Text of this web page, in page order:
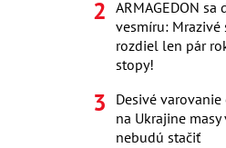
ARMAGEDON
vesmíru:
rozdiel len pár
stopy!
Desivé
na Ukrajine
nebudú stačiť